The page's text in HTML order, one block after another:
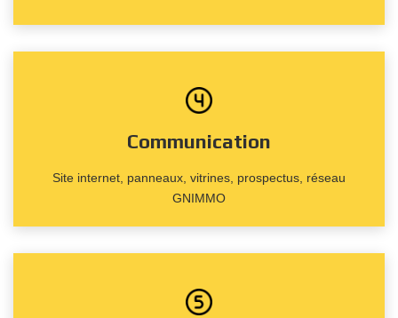
Communication
Site internet, panneaux, vitrines, prospectus, réseau
GNIMMO